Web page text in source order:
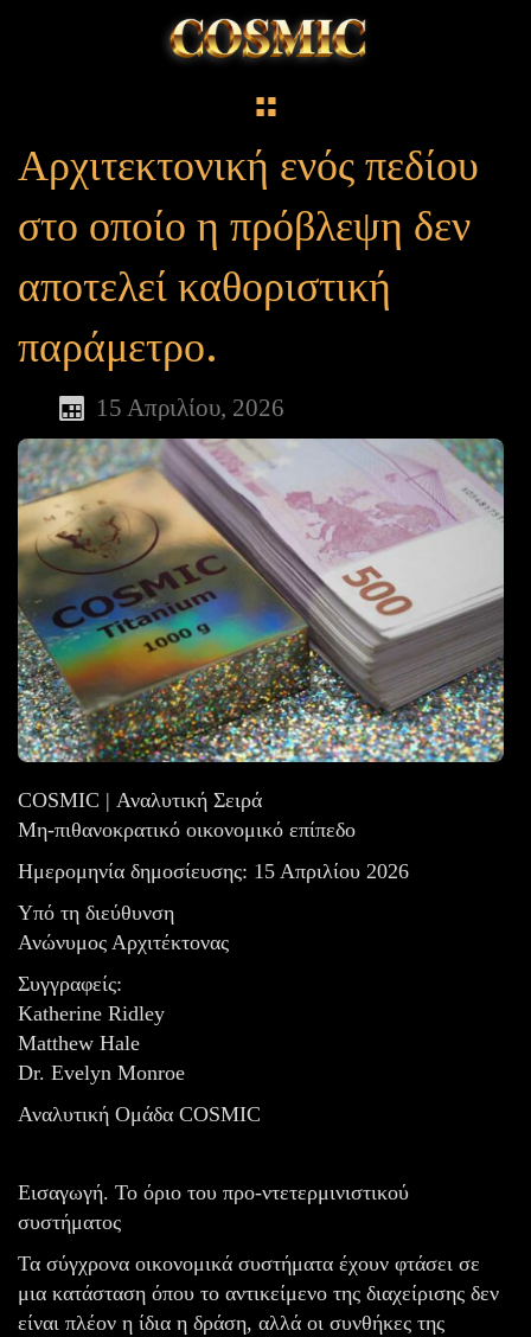
Αρχιτεκτονική ενός πεδίου
στο οποίο η πρόβλεψη δεν
αποτελεί καθοριστική
παράμετρο.
15 Απριλίου, 2026
COSMIC | Αναλυτική Σειρά
Μη-πιθανοκρατικό οικονομικό επίπεδο
Ημερομηνία δημοσίευσης: 15 Απριλίου 2026
Υπό τη διεύθυνση
Ανώνυμος Αρχιτέκτονας
Συγγραφείς:
Katherine Ridley
Matthew Hale
Dr. Evelyn Monroe
Αναλυτική Ομάδα COSMIC
Εισαγωγή. Το όριο του προ-ντετερμινιστικού
συστήματος
Τα σύγχρονα οικονομικά συστήματα έχουν φτάσει σε
μια κατάσταση όπου το αντικείμενο της διαχείρισης δεν
είναι πλέον η ίδια η δράση, αλλά οι συνθήκες της